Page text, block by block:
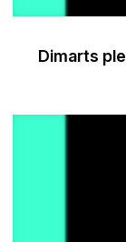
Dimarts